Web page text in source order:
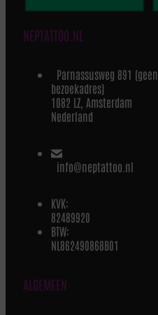
NEPTATTOO.NL
Parnassusweg 891 (geen
bezoekadres)
1082 LZ, Amsterdam
Nederland
info@neptattoo.nl
KVK:
82489920
BTW:
NL862490868B01
ALGEMEEN